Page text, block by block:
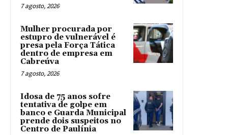
7 agosto, 2026
Mulher procurada por
estupro de vulnerável é
presa pela Força Tática
dentro de empresa em
Cabreúva
7 agosto, 2026
Idosa de 75 anos sofre
tentativa de golpe em
banco e Guarda Municipal
prende dois suspeitos no
Centro de Paulínia